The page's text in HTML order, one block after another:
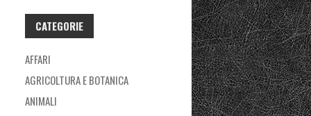
CATEGORIE
AFFARI
AGRICOLTURA E BOTANICA
ANIMALI